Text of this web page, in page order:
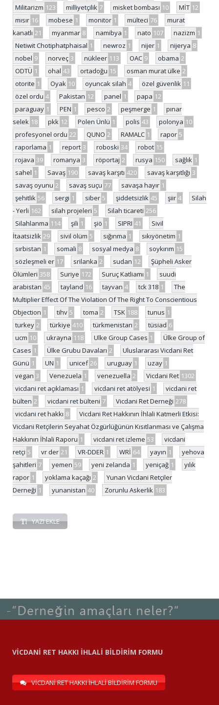
Militarizm 123 milliyetçilik 7 misket bombası 10 MİT 12
mısır 16 mobese 1 monitor 1 mülteci 76
murat
kanatlı 21 myanmar 8 namibya 1 nato 107 nazizm 1
Netiwit Chotiphatphaisal 1 newroz 1 nijer 1 nijerya 8
nobel 9 norveç 3 nükleer 113 OAC 9 obama 2
ODTÜ 1 ohal 43 ortadoğu 15 osman murat ülke 2
otorite 1 Oyak 10 oyuncak silah 4 özel güvenlik 11
özel ordu 4 Pakistan 12 panel 1 papa 12
paraguay 1 PEN 1 pesco 2 peşmerge 1
pınar
selek 18 pkk 12 Polen Ünlü 1 polis 43 polonya 10
profesyonel ordu 22 QUNO 2 RAMALC 1 rapor 5
raporlama 1 report 3 roboski 34 robot 15
rojava 39 romanya 3 röportaj 2 rusya 150 sağlık 1
sahel 1 Savaş 190 savaş karşıtı 420 savaş karşıtlığı 3
savaş oyunu 2 savaş suçu 77 savaşa hayır 1
şehitlik 56 sergi 1 siber 5 şiddetsizlik 45 şiir 4
Silah
- Yerli 162 silah projeleri 5 Silah ticareti 256
Silahlanma 114 şili 1 şiö 1 SIPRI 41
Sivil
İtaatsizlik 29 sivil ölüm 5 sığınma 1 sıkıyönetim 1
sırbistan 1 somali 8 sosyal medya 8 soykırım 15
sözleşmeli er 17 srilanka 2 sudan 12
Şüpheli Asker
Ölümleri 358 Suriye 172 Suruç Katliamı 1
suudi
arabistan 45 tayland 16 tayvan 4 tck 318 1
The
Multiplier Effect Of The Violation Of The Right To Conscientious
Objection 1 tihv 5 toma 2 TSK 188 tunus 1
turkey 2 türkiye 410 türkmenistan 2 tüsiad 6
ucm 10 ukrayna 118 Ulke Group Cases 1
Ülke Group of
Cases 1 Ülke Grubu Davaları 2
Uluslararası Vicdani Ret
Günü 1 UN 1 unicef 26 uruguay 1 uzay 1
vegan 3 Venezuela 1 venezuella 2 Vicdani Ret 1302
vicdani ret açıklaması 1 vicdani ret atölyesi 1
vicdani ret
bülten 2 vicdani ret bülteni 7 Vicdani Ret Derneği 278
vicdani ret hakkı 8
Vicdani Ret Hakkının İhlali Katmerli Etkisi:
Vicdani Retçilerin Seyahat Özgürlüğünün Kısıtlanması ve Çalışma
Hakkının İhlali Raporu 1 vicdani ret izleme 53
vicdani
retçi 5 vr der 21 VR-DDER 1 WRİ 64 yayın 1
yehova
şahitleri 7 yemen 59 yeni zelanda 1 yeniçağ 1
yılık
rapor 1 yoklama kaçağı 2
Yunan Vicdani Retçiler
Derneği 1 yunanistan 40 Zorunlu Askerlik 183
YAZI EKLE
VİCDANİ RET HAKKI İHLALİ BİLDİRİM FORMU
VİCDANİ RET HAKKI İHLALİ BİLDİRİM FORMU